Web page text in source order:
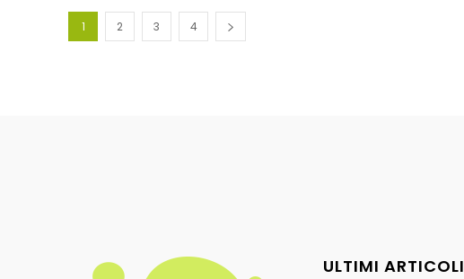
1 2 3 4
ULTIMI ARTICOLI